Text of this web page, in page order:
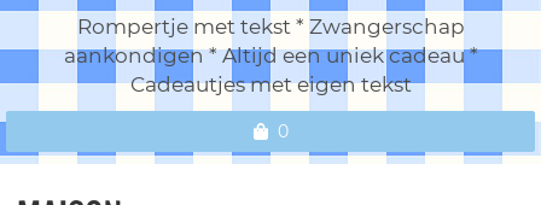
Rompertje met tekst * Zwangerschap
aankondigen * Altijd een uniek cadeau *
Cadeautjes met eigen tekst
0